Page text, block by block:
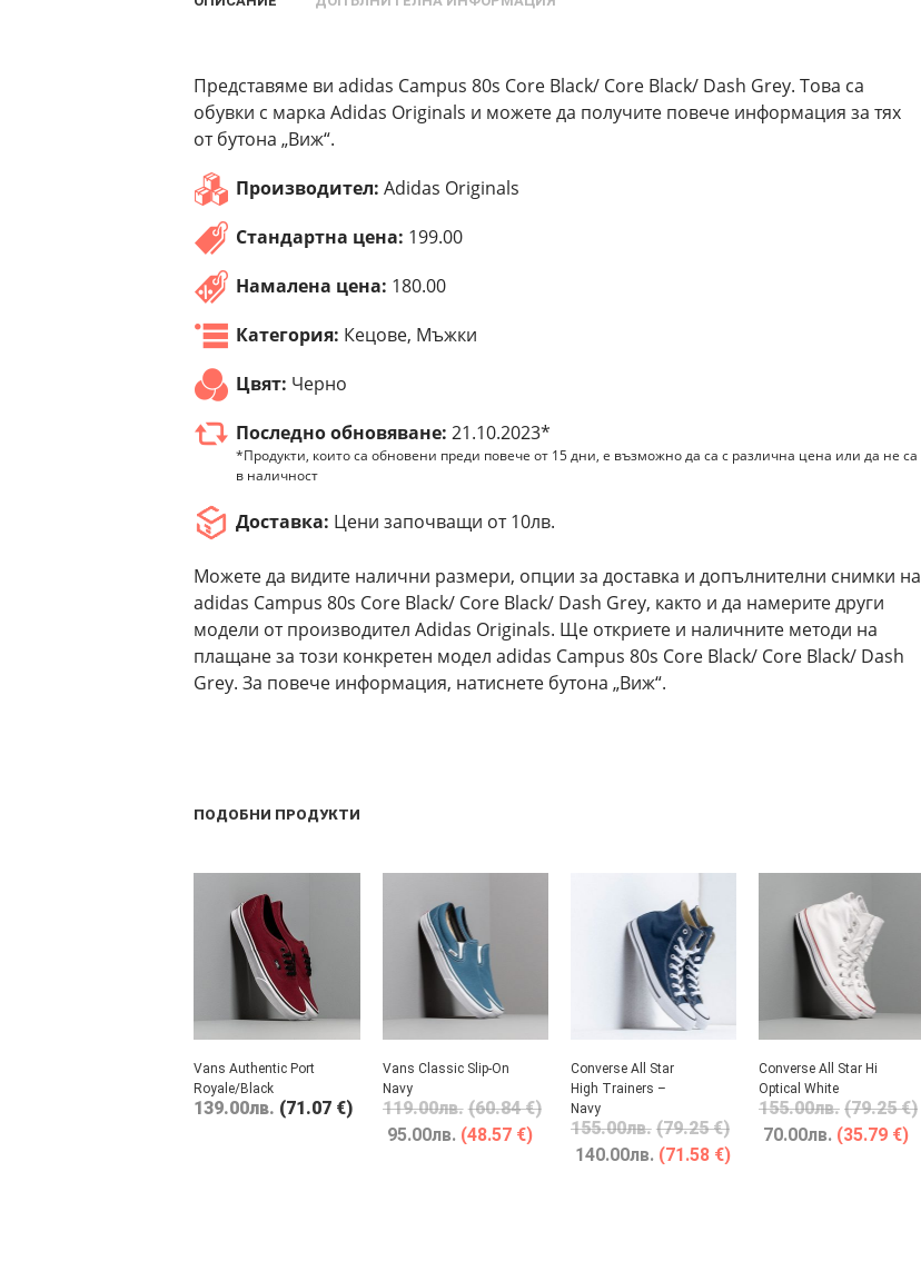
Представяме ви adidas Campus 80s Core Black/ Core Black/ Dash Grey. Това са
обувки с марка Adidas Originals и можете да получите повече информация за тях
от бутона „Виж“.
Производител: Adidas Originals
Стандартна цена: 199.00
Намалена цена: 180.00
Категория: Кецове, Мъжки
Цвят: Черно
Последно обновяване: 21.10.2023*
*Продукти, които са обновени преди повече от 15 дни, е възможно да са с различна цена или да не са
в наличност
Доставка: Цени започващи от 10лв.
Можете да видите налични размери, опции за доставка и допълнителни снимки на
adidas Campus 80s Core Black/ Core Black/ Dash Grey, както и да намерите други
модели от производител Adidas Originals. Ще откриете и наличните методи на
плащане за този конкретен модел adidas Campus 80s Core Black/ Core Black/ Dash
Grey. За повече информация, натиснете бутона „Виж“.
ПОДОБНИ ПРОДУКТИ
Vans Authentic Port
Royale/Black
139.00лв. (71.07 €)
Vans Classic Slip-On
Navy
119.00лв. (60.84 €)
95.00лв. (48.57 €)
Converse All Star
High Trainers –
Navy
155.00лв. (79.25 €)
140.00лв. (71.58 €)
Converse All Star Hi
Optical White
155.00лв. (79.25 €)
70.00лв. (35.79 €)